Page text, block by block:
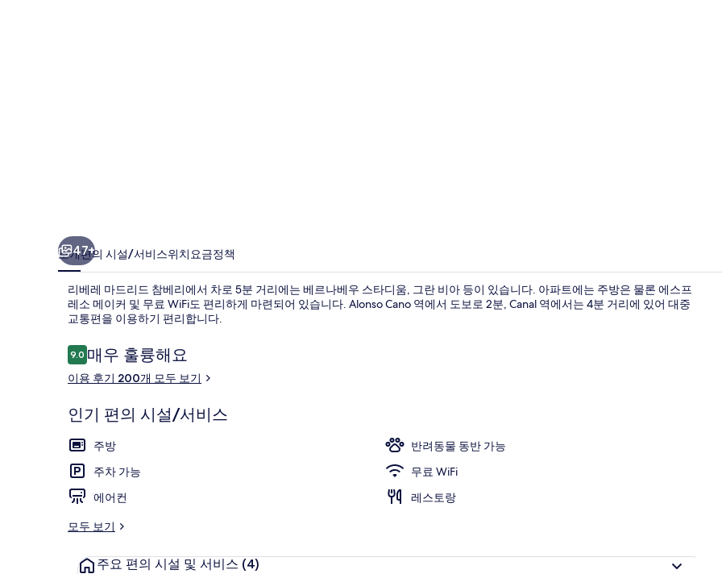
러
리
47+
소개편의 시설/서비스위치요금정책
리베레 마드리드 참베리에서 차로 5분 거리에는 베르나베우 스타디움, 그란 비아 등이 있습니다. 아파트에는 주방은 물론 에스프
레소 메이커 및 무료 WiFi도 편리하게 마련되어 있습니다. Alonso Cano 역에서 도보로 2분, Canal 역에서는 4분 거리에 있어 대중
교통편을 이용하기 편리합니다.
이
용
후
9.010점 만점 중 9.0점.
매우 훌륭해요
이용 후기 200개 모두 보기
인기 편의 시설/서비스
주방
반려동물 동반 가능
주차 가능
무료 WiFi
에어컨
레스토랑
모두 보기
주요 편의 시설 및 서비스 (4)